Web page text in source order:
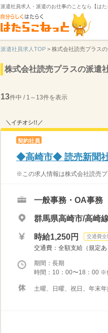
派遣社員求人・派遣のお仕事のことなら【はた
派遣社員求人TOP > 株式会社読売プラス
株式会社読売プラスの派遣
13件中 / 1～13件を表示
＼イチオシ!!／
契約社員
◆高崎市◆ 読売新聞
※この求人情報は株式会社読売
一般事務・OA事務
群馬県高崎市/高崎
時給1,250円 交通費全
交通費：全額支給（規定あ
期間：長期
時間：10：00〜18：00
土曜、日曜、祝日、年末